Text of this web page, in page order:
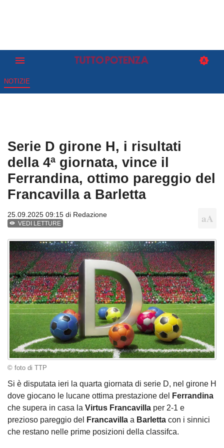
NOTIZIE
Serie D girone H, i risultati
della 4ª giornata, vince il
Ferrandina, ottimo pareggio del
Francavilla a Barletta
25.09.2025 09:15 di Redazione
VEDI LETTURE
© foto di TTP
Si è disputata ieri la quarta giornata di serie D, nel girone H
dove giocano le lucane ottima prestazione del
Ferrandina
che supera in casa la Virtus Francavilla per 2-1 e
prezioso pareggio del
Francavilla a Barletta con i sinnici
che restano nelle prime posizioni della classifca.